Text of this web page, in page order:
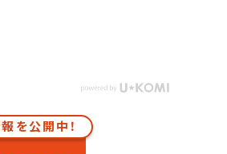
を公開中！